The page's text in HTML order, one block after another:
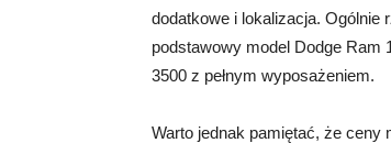
dodatkowe i lokalizacja. Ogólnie
podstawowy model Dodge Ram
3500 z pełnym wyposażeniem.
Warto jednak pamiętać, że ceny